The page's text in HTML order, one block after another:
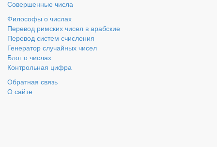
Совершенные числа
Философы о числах
Перевод римских чисел в арабские
Перевод систем счисления
Генератор случайных чисел
Блог о числах
Контрольная цифра
Обратная связь
О сайте